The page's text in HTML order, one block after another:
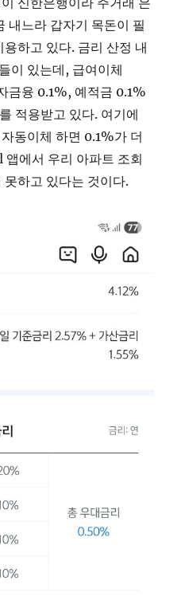
내느라 갑자기 목돈이 필
하고 있다. 금리 산정 내
이 있는데, 급여이체
금융 0.1%, 예적금 0.1%
적용받고 있다. 여기에
동이체 하면 0.1%가 더
에서 우리 아파트 조회
하고 있다는 것이다.